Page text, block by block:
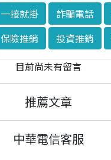
一接就掛 詐騙電話
保險推銷 投資推銷
目前尚未有留言
推薦文章
中華電信客服